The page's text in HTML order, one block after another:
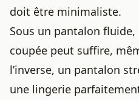
doit être minimaliste.
Sous un pantalon
coupée peut suffire,
l’inverse, un pantalon
une lingerie